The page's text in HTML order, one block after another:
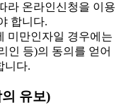
라 온라인신청을 이용
합니다.
미만인자일 경우에는
인 등)의 동의를 얻어
니다.
유보)